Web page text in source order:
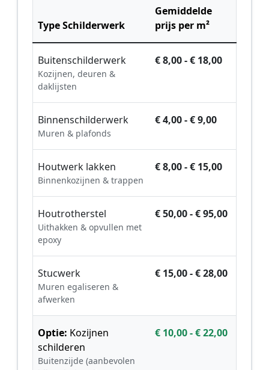
Type Schilderwerk
Gemiddelde
prijs per m²
Buitenschilderwerk
Kozijnen, deuren &
daklijsten
€ 8,00 - € 18,00
Binnenschilderwerk
Muren & plafonds
€ 4,00 - € 9,00
Houtwerk lakken
Binnenkozijnen & trappen
€ 8,00 - € 15,00
Houtrotherstel
Uithakken & opvullen met
epoxy
€ 50,00 - € 95,00
Stucwerk
Muren egaliseren &
afwerken
€ 15,00 - € 28,00
Optie: Kozijnen
schilderen
Buitenzijde (aanbevolen
€ 10,00 - € 22,00